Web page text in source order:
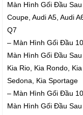
Màn Hình Gối Đầu
Coupe, Audi A5, Audi
Q7
– Màn Hình Gối Đầu
Màn Hình Gối Đầu
Kia Rio, Kia Rondo,
Sedona, Kia Sportage
– Màn Hình Gối Đầu
Màn Hình Gối Đầu